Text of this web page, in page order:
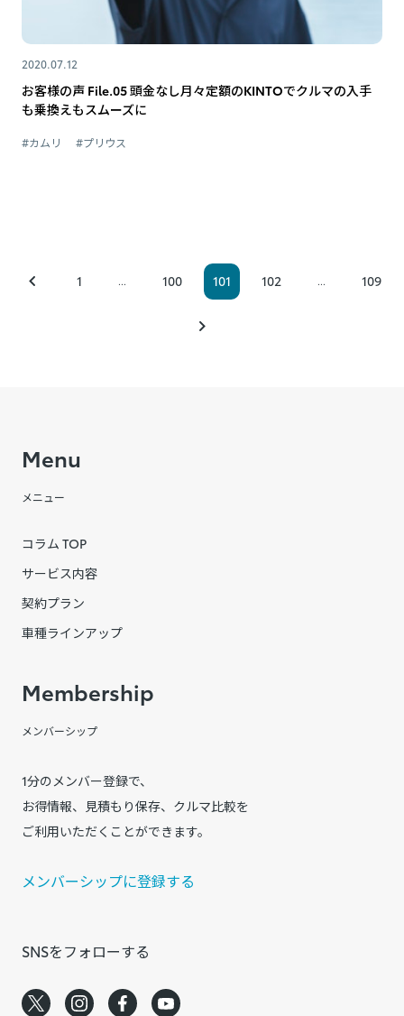
2020.07.12
お客様の声 File.05 頭金なし月々定額のKINTOでクルマの入手
も乗換えもスムーズに
#カムリ #プリウス
1 ... 100 101 102 ... 109
Menu
メニュー
コラム TOP
サービス内容
契約プラン
車種ラインアップ
Membership
メンバーシップ
1分のメンバー登録で、
お得情報、見積もり保存、クルマ比較を
ご利用いただくことができます。
メンバーシップに登録する
SNSをフォローする